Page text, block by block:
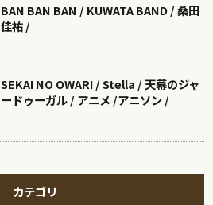
BAN BAN BAN / KUWATA BAND / 桑田
佳祐 /
SEKAI NO OWARI / Stella / 天幕のジャ
ードゥーガル / アニメ /アニソン /
カテゴリ